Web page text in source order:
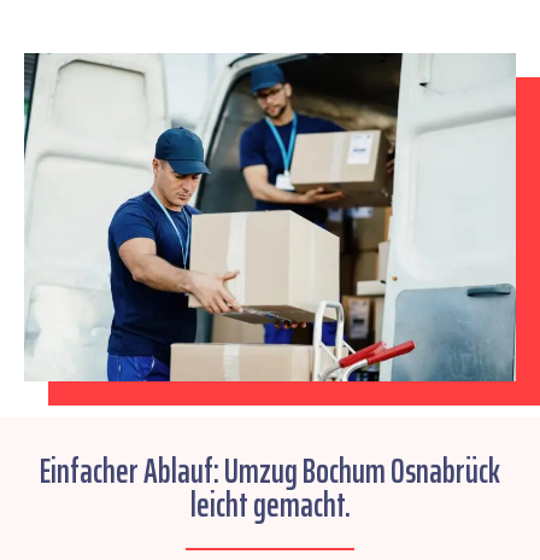
Einfacher Ablauf: Umzug Bochum Osnabrück
leicht gemacht.